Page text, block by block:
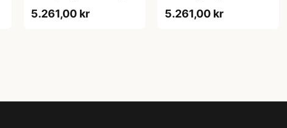
5.261,00 kr 5.261,00 kr